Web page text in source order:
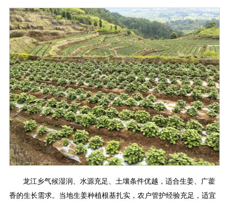
龙江乡气候湿润、水源充足、土壤条件优越，适合生姜、广藿
香的生长需求。当地生姜种植根基扎实，农户管护经验充足，适宜